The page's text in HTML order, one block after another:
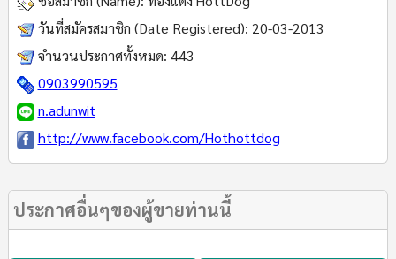
วันที่สมัครสมาชิก (Date Registered): 20-03-2013
จำนวนประกาศทั้งหมด: 443
0903990595
n.adunwit
http://www.facebook.com/Hothottdog
ประกาศอื่นๆของผู้ขายท่านนี้